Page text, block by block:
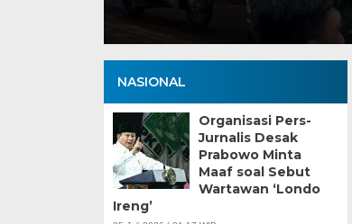
NASIONAL
Organisasi Pers-
Jurnalis Desak
Prabowo Minta
Maaf soal Sebut
Wartawan ‘Londo
Ireng’